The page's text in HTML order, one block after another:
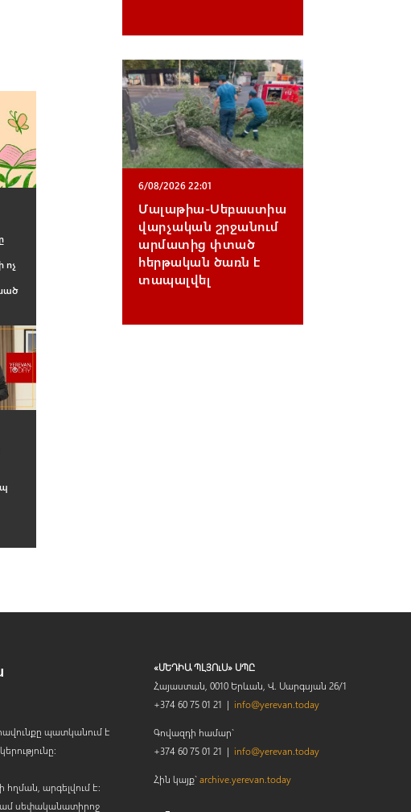
ոչ
6/08/2026 22:01
Մալաթիա-Սեբաստիա
վարչական շրջանում
արմատից փտած
հերթական ծառն է
տապալվել
պատկանում է
հղման, արգելվում է:
սեփականատիրոջ
«ՄԵԴԻԱ ՊԼՅՈւՍ» ՍՊԸ
Հայաստան, 0010 Երևան, Վ. Սարգսյան 26/1
+374 60 75 01 21 | info@yerevan.today
Գովազդի համար`
+374 60 75 01 21 | info@yerevan.today
Հին կայք`archive.yerevan.today